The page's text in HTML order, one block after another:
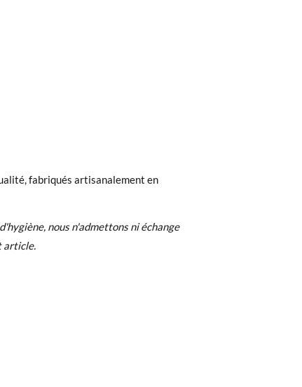
fabriqués artisanalement en
nous n'admettons ni échange
article.
que la commande doit être passée
vous pouvez facilement
avez passé commande en tant